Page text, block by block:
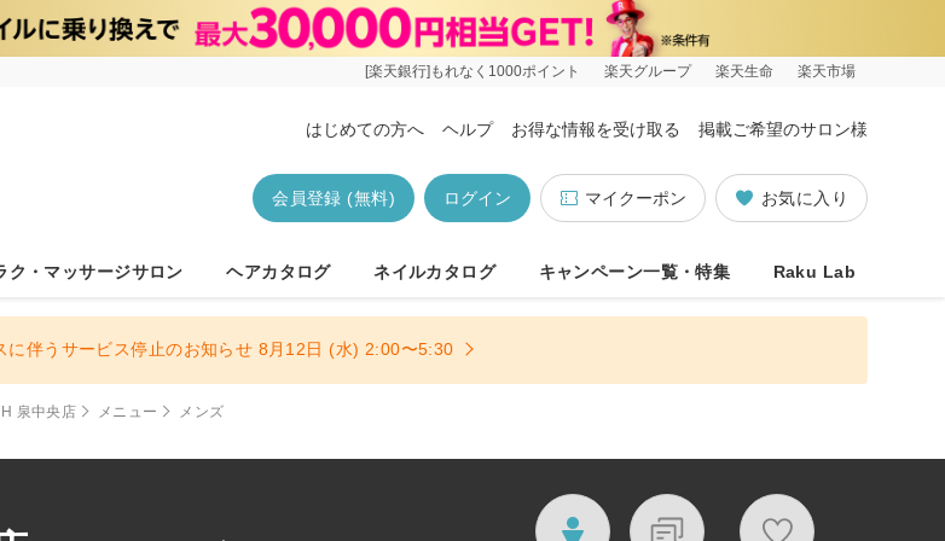
[楽天銀行]もれなく1000ポイント 楽天グループ 楽天生命 楽天市場
はじめての方へ ヘルプ お得な情報を受け取る 掲載ご希望のサロン様
お気に入り
マイクーポン
ログイン
会員登録 (無料)
ク・マッサージサロン ヘアカタログ ネイルカタログ キャンペーン一覧・特集 Raku Lab
に伴うサービス停止のお知らせ 8月12日 (水) 2:00〜5:30
泉中央店 メニュー メンズ